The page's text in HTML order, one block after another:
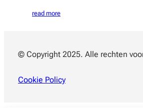
read more
© Copyright 2025. Alle rechten
Cookie Policy